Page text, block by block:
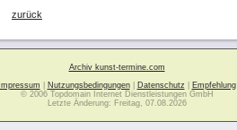
zurück
Archiv kunst-termine.com
Impressum
Nutzungsbedingungen| Datenschutz
Empfehlung
© 2006 Topdomain Internet Dienstleistungen GmbH
Letzte Änderung: Freitag, 07.08.2026